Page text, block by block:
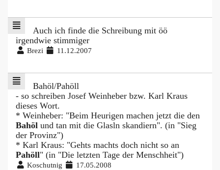
Auch ich finde die Schreibung mit öö
irgendwie stimmiger
Brezi 11.12.2007
Bahöl/Pahöll
- so schreiben Josef Weinheber bzw. Karl Kraus
dieses Wort.
* Weinheber: "Beim Heurigen machen jetzt die den
Bahöl und tan mit die Glasln skandiern". (in "Sieg
der Provinz")
* Karl Kraus: "Gehts machts doch nicht so an
Pahöll" (in "Die letzten Tage der Menschheit")
Koschutnig 17.05.2008